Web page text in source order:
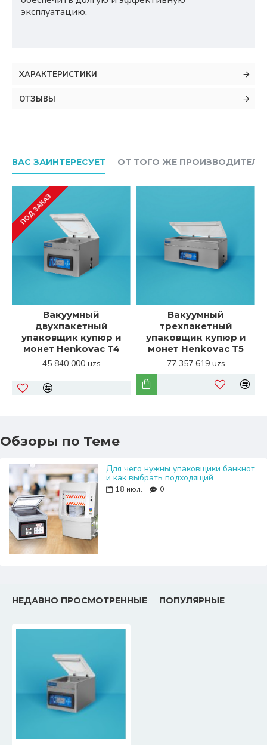
эксплуатацию.
ХАРАКТЕРИСТИКИ
ОТЗЫВЫ
ВАС ЗАИНТЕРЕСУЕТ ОТ ТОГО ЖЕ ПРОИЗВОДИТЕЛЯ
ПОД ЗАКАЗ
Вакуумный
двухпакетный
упаковщик купюр и
монет Henkovac T4
45 840 000 uzs
Вакуумный
трехпакетный
упаковщик купюр и
монет Henkovac T5
77 357 619 uzs
Обзоры по Теме
Для чего нужны упаковщики банкнот
и как выбрать подходящий
18 июл. 0
НЕДАВНО ПРОСМОТРЕННЫЕ ПОПУЛЯРНЫЕ